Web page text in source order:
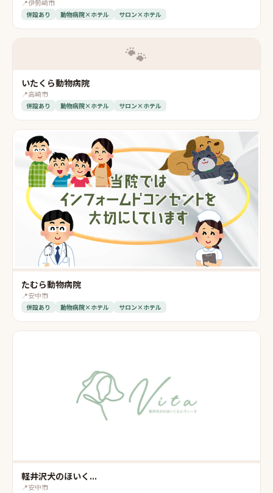
📍伊勢崎市
併設あり 動物病院×ホテル サロン×ホテル
🐾
いたくら動物病院
📍高崎市
併設あり 動物病院×ホテル サロン×ホテル
たむら動物病院
📍安中市
併設あり 動物病院×ホテル サロン×ホテル
軽井沢犬のほいく...
📍安中市